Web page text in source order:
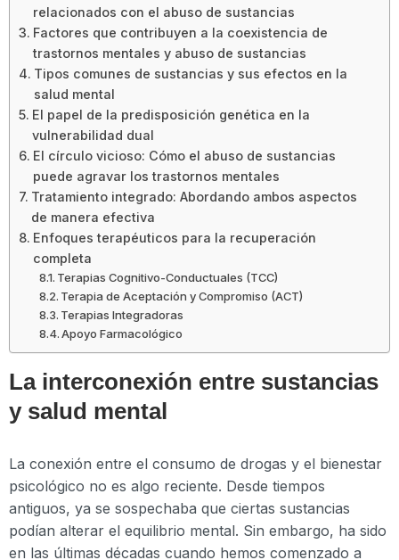
relacionados con el abuso de sustancias
Factores que contribuyen a la coexistencia de
trastornos mentales y abuso de sustancias
Tipos comunes de sustancias y sus efectos en la
salud mental
El papel de la predisposición genética en la
vulnerabilidad dual
El círculo vicioso: Cómo el abuso de sustancias
puede agravar los trastornos mentales
Tratamiento integrado: Abordando ambos aspectos
de manera efectiva
Enfoques terapéuticos para la recuperación
completa
Terapias Cognitivo-Conductuales (TCC)
Terapia de Aceptación y Compromiso (ACT)
Terapias Integradoras
Apoyo Farmacológico
La interconexión entre sustancias
y salud mental
La conexión entre el consumo de drogas y el bienestar
psicológico no es algo reciente. Desde tiempos
antiguos, ya se sospechaba que ciertas sustancias
podían alterar el equilibrio mental. Sin embargo, ha sido
en las últimas décadas cuando hemos comenzado a